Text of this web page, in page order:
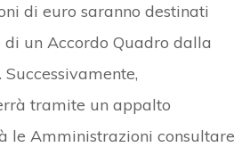
di euro saranno destinati
di un Accordo Quadro dalla
tramite un appalto
le Amministrazioni consultare